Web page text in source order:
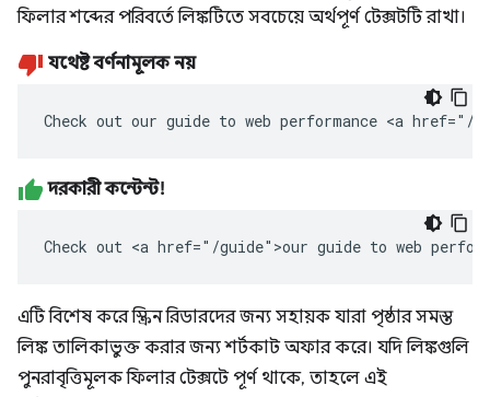
ফিলার শব্দের পরিবর্তে লিঙ্কটিতে সবচেয়ে অর্থপূর্ণ টেক্সটটি রাখা।
যথেষ্ট বর্ণনামূলক নয়
Check out our guide to web performance <a href="/
দরকারী কন্টেন্ট!
Check out <a href="/guide">our guide to web
এটি বিশেষ করে স্ক্রিন রিডারদের জন্য সহায়ক যারা পৃষ্ঠার সমস্ত
লিঙ্ক তালিকাভুক্ত করার জন্য শর্টকাট অফার করে। যদি লিঙ্কগুলি
পুনরাবৃত্তিমূলক ফিলার টেক্সটে পূর্ণ থাকে, তাহলে এই